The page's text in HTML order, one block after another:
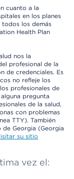
cuanto a la
en los planes
todos los demás
Health Plan
nos la
profesional de la
de credenciales. Es
no refleje los
profesionales de
pregunta
de la salud,
con problemas
TTY). También
de Georgia (Georgia
su sitio
vez el: